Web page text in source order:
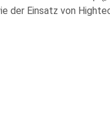
der Einsatz von